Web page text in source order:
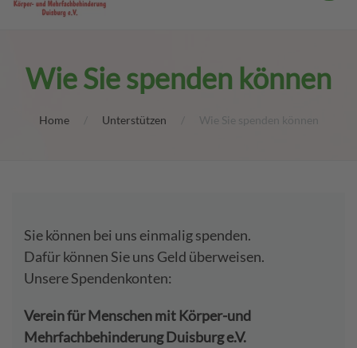
Wie Sie spenden können
Home Unterstützen Wie Sie spenden können
Sie können bei uns einmalig spenden.
Dafür können Sie uns Geld überweisen.
Unsere Spendenkonten:
Verein für Menschen mit Körper-und
Mehrfachbehinderung Duisburg e.V.